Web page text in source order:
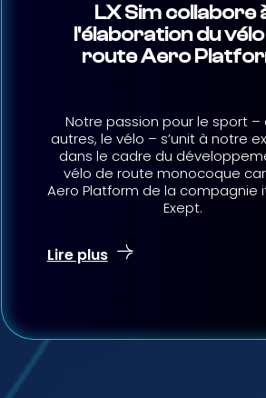
LX Sim collabore
l'élaboration du
route Aero
Notre passion pour le sport –
autres, le vélo – s’unit à notre
dans le cadre du
vélo de route monocoque
Aero Platform de la compagnie
Exept.
Lire plus